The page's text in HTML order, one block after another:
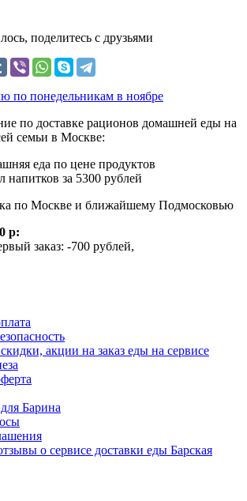
поделитесь с друзьями
по понедельникам в ноябре
по доставке рационов домашней еды на
семьи в Москве:
еда по цене продуктов
напитков за 5300 рублей
по Москве и ближайшему Подмосковью
р:
заказ: -700 рублей,
акции на заказ еды на сервисе
Барина
о сервисе доставки еды Барская